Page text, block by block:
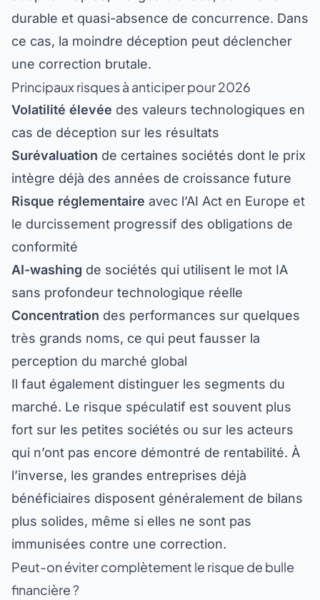
durable et quasi-absence de concurrence. Dans
ce cas, la moindre déception peut déclencher
une correction brutale.
Principaux risques à anticiper pour 2026
Volatilité élevée des valeurs technologiques en
cas de déception sur les résultats
Surévaluation de certaines sociétés dont le prix
intègre déjà des années de croissance future
Risque réglementaire avec l’AI Act en Europe et
le durcissement progressif des obligations de
conformité
AI-washing de sociétés qui utilisent le mot IA
sans profondeur technologique réelle
Concentration des performances sur quelques
très grands noms, ce qui peut fausser la
perception du marché global
Il faut également distinguer les segments du
marché. Le risque spéculatif est souvent plus
fort sur les petites sociétés ou sur les acteurs
qui n’ont pas encore démontré de rentabilité. À
l’inverse, les grandes entreprises déjà
bénéficiaires disposent généralement de bilans
plus solides, même si elles ne sont pas
immunisées contre une correction.
Peut-on éviter complètement le risque de bulle
financière ?